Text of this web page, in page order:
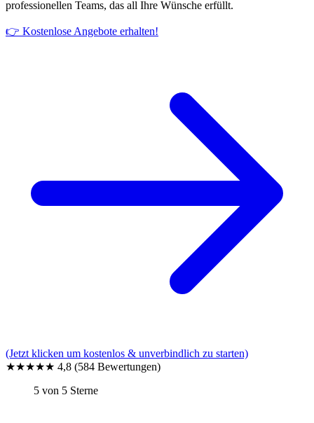
professionellen Teams, das all Ihre Wünsche erfüllt.
👉 Kostenlose Angebote erhalten!
(Jetzt klicken um kostenlos & unverbindlich zu starten)
★★★★★ 4,8 (584 Bewertungen)
5 von 5 Sterne